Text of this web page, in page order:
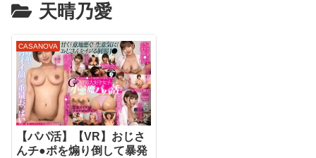
天晴乃愛
CASANOVA
【パパ活】【VR】おじさ
んチ●ポを煽り倒して暴発